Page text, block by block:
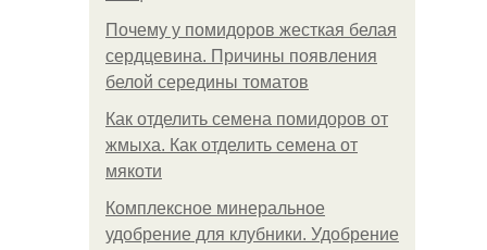
Почему у помидоров жесткая белая
сердцевина. Причины появления
белой середины томатов
Как отделить семена помидоров от
жмыха. Как отделить семена от
мякоти
Комплексное минеральное
удобрение для клубники. Удобрение